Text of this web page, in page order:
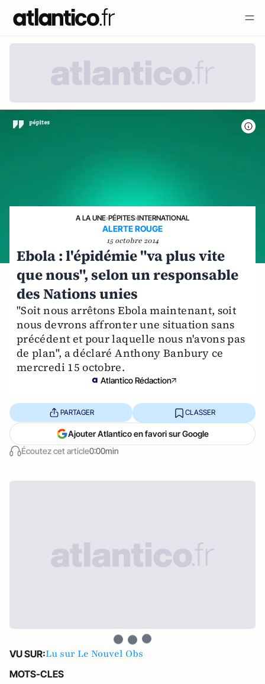
A LA UNE›PÉPITES›INTERNATIONAL
ALERTE ROUGE
15 octobre 2014
Ebola : l'épidémie "va plus vite
que nous", selon un responsable
des Nations unies
"Soit nous arrêtons Ebola maintenant, soit
nous devrons affronter une situation sans
précédent et pour laquelle nous n'avons pas
de plan", a déclaré Anthony Banbury ce
mercredi 15 octobre.
Atlantico Rédaction
Écoutez cet article0:00min
PARTAGER CLASSER
Ajouter Atlantico en favori sur Google
VU SUR:Lu sur Le Nouvel Obs
MOTS-CLES